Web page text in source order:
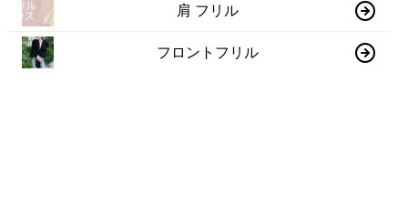
肩 フリル
フロントフリル